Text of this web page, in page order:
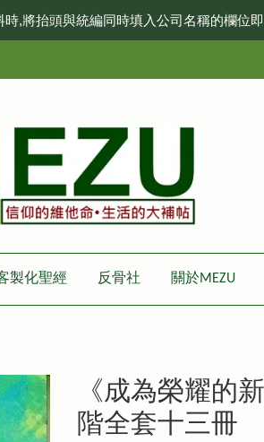
,將抬頭與統編同時填入公司名稱的欄位
製化聖經 反骨社 關於MEZU
《成為榮耀的
階全套十三冊